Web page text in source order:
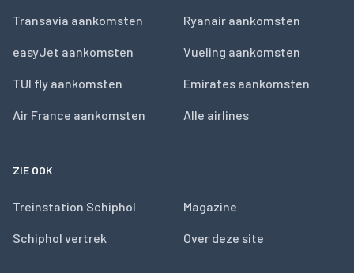
Transavia aankomsten
easyJet aankomsten
TUI fly aankomsten
Air France aankomsten
Ryanair aankomsten
Vueling aankomsten
Emirates aankomsten
Alle airlines
ZIE OOK
Treinstation Schiphol
Schiphol vertrek
Magazine
Over deze site